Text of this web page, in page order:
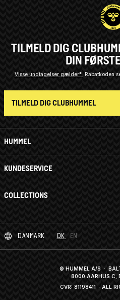
HUMMEL
KUNDESERVICE
COLLECTIONS
TILMELD DIG
DIN
Visse undtagelser gælder* Rabatkoden
TILMELD DIG CLUBHUMMEL
DANMARK DK EN
© HUMMEL A/S ·
8000 AARHUS C,
CVR: 81198411· ALL